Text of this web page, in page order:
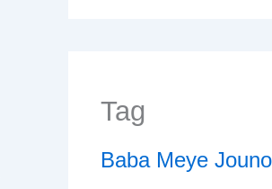
Tag
Baba Meye Jouno